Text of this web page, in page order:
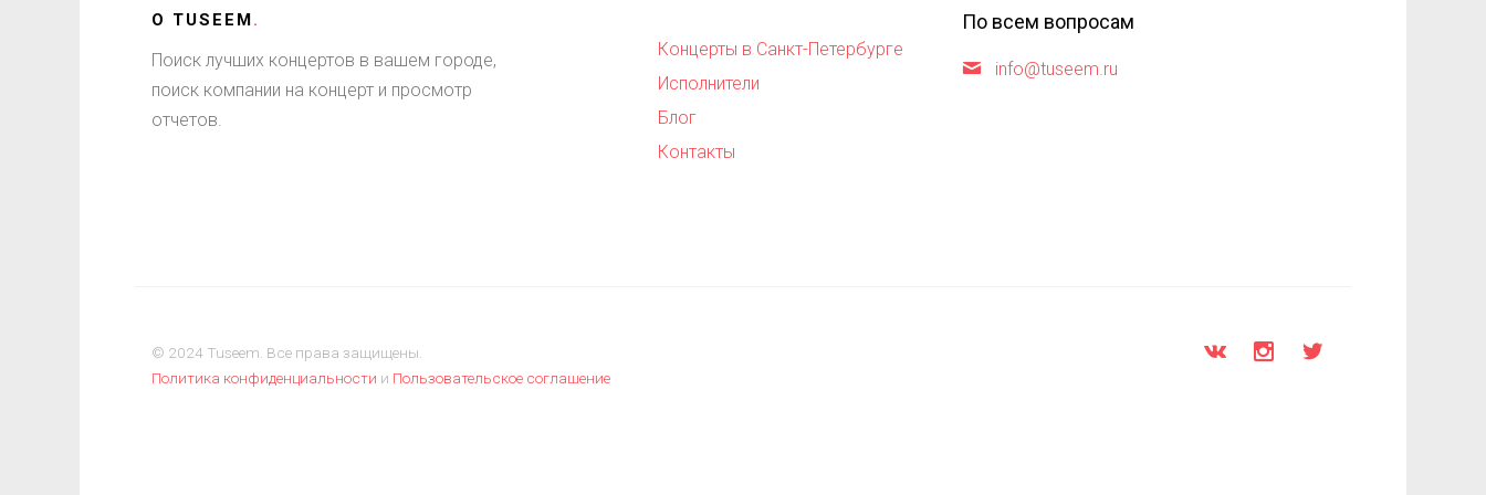
О TUSEEM.
Поиск лучших концертов в вашем городе,
поиск компании на концерт и просмотр
отчетов.
Концерты в Санкт-Петербурге
Исполнители
Блог
Контакты
По всем вопросам
info@tuseem.ru
© 2024 Tuseem. Все права защищены.
Политика конфиденциальности и Пользовательское соглашение